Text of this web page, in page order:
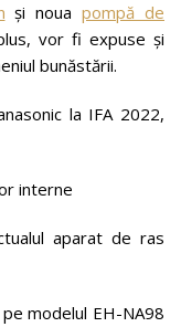
și nouapompă de
vor fi expuse și
bunăstării.
la IFA 2022,
interne
aparat de ras
modelul EH-NA98